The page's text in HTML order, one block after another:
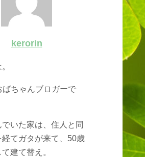
kerorin
ちゃんブロガーで
いた家は、住人と同
経てガタが来て、50歳
建て替え。